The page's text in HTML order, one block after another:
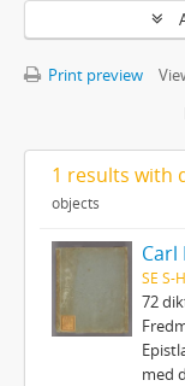
Print preview
1 results with
objects
SE S-
72
med